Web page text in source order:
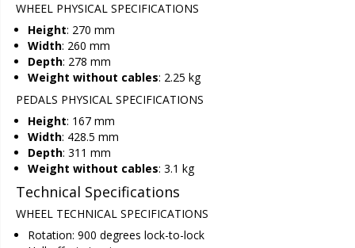
WHEEL PHYSICAL SPECIFICATIONS
Height: 270 mm
Width: 260 mm
Depth: 278 mm
Weight without cables: 2.25 kg
PEDALS PHYSICAL SPECIFICATIONS
Height: 167 mm
Width: 428.5 mm
Depth: 311 mm
Weight without cables: 3.1 kg
Technical Specifications
WHEEL TECHNICAL SPECIFICATIONS
Rotation: 900 degrees lock-to-lock